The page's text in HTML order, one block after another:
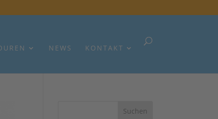
NEWS KONTAKT